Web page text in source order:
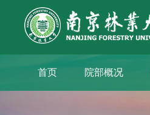
首页 院部概况